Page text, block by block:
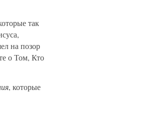
так
на позор
о Том, Кто
, которые